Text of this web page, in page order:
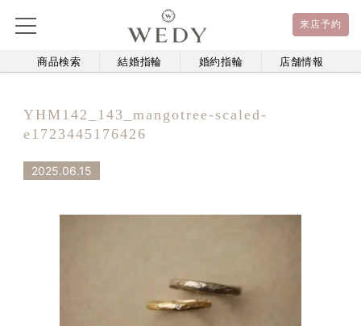
来店予約
商品検索 結婚指輪 婚約指輪 店舗情報
YHM142_143_mangotree-scaled-
e1723445176426
2025.06.15